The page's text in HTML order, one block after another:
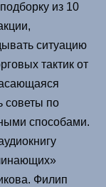
из 10
ситуацию
тактик от
советы по
способами.
Филип